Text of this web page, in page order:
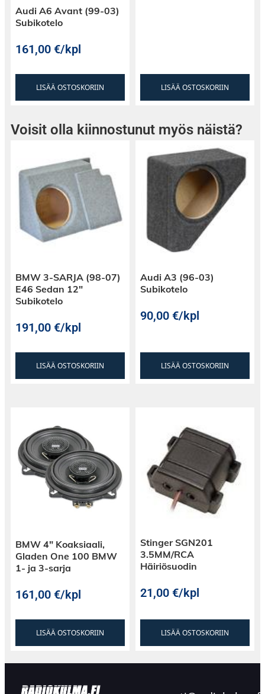
Audi A6 Avant (99-03)
Subikotelo
161,00€/kpl
LISÄÄ OSTOSKORIIN LISÄÄ OSTOSKORIIN
Voisit olla kiinnostunut myös näistä?
BMW 3-SARJA (98-07)
E46 Sedan 12″
Subikotelo
191,00€/kpl
LISÄÄ OSTOSKORIIN
Audi A3 (96-03)
Subikotelo
90,00€/kpl
LISÄÄ OSTOSKORIIN
BMW 4″ Koaksiaali,
Gladen One 100 BMW
1- ja 3-sarja
161,00€/kpl
LISÄÄ OSTOSKORIIN
Stinger SGN201
3.5MM/RCA
Häiriösuodin
21,00€/kpl
LISÄÄ OSTOSKORIIN